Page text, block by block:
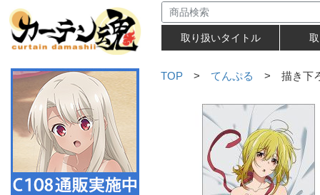
取り扱いタイトル
TOP > てんぷる > 描き下ろ